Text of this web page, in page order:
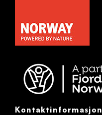
Kontaktinformasjon